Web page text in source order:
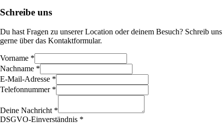
Schreibe uns
Du hast Fragen zu unserer Location oder deinem Besuch? Schreib uns
gerne über das Kontaktformular.
Vorname *
Nachname *
E-
Mail-
Deine
E-Mail-Adresse *
Telefonnummer *
Deine Nachricht *
DSGVO-Einverständnis *